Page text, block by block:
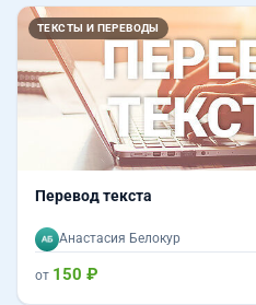
ТЕКСТЫ И ПЕРЕВОДЫ
Перевод текста
Анастасия Белокур
от 150 ₽